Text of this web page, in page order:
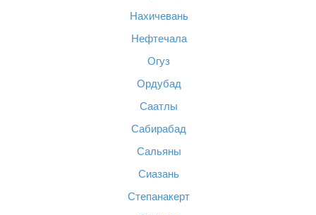
Нахичевань
Нефтечала
Огуз
Ордубад
Саатлы
Сабирабад
Сальяны
Сиазань
Степанакерт